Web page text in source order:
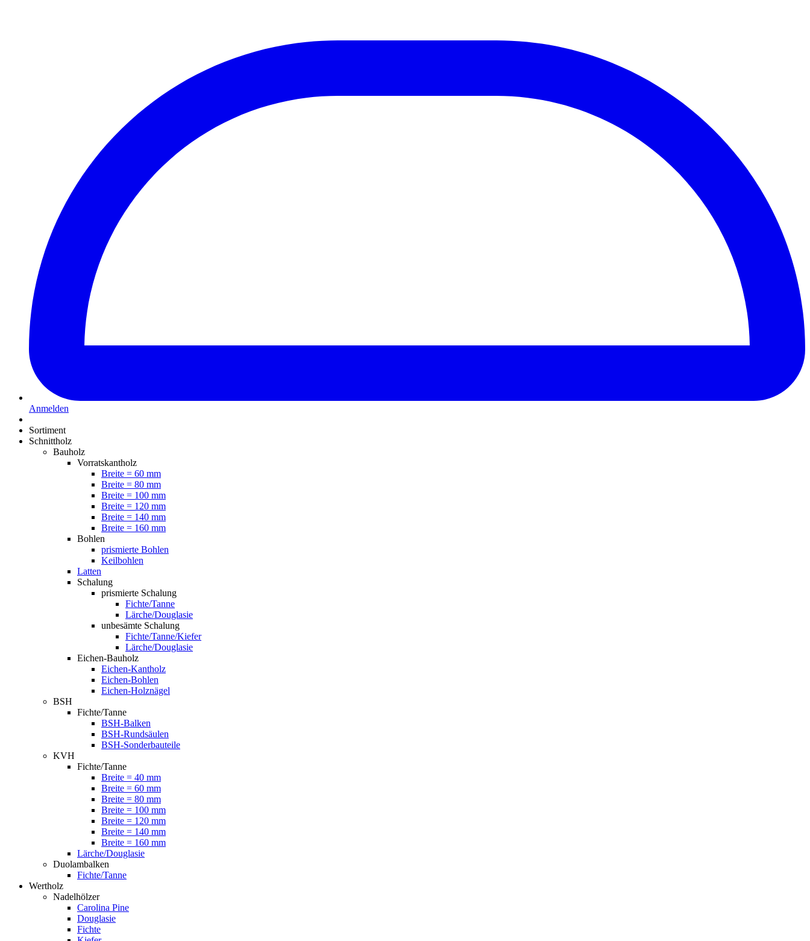
Anmelden
Sortiment
Schnittholz
Bauholz
Vorratskantholz
Breite = 60 mm
Breite = 80 mm
Breite = 100 mm
Breite = 120 mm
Breite = 140 mm
Breite = 160 mm
Bohlen
prismierte Bohlen
Keilbohlen
Latten
Schalung
prismierte Schalung
Fichte/Tanne
Lärche/Douglasie
unbesämte Schalung
Fichte/Tanne/Kiefer
Lärche/Douglasie
Eichen-Bauholz
Eichen-Kantholz
Eichen-Bohlen
Eichen-Holznägel
BSH
Fichte/Tanne
BSH-Balken
BSH-Rundsäulen
BSH-Sonderbauteile
KVH
Fichte/Tanne
Breite = 40 mm
Breite = 60 mm
Breite = 80 mm
Breite = 100 mm
Breite = 120 mm
Breite = 140 mm
Breite = 160 mm
Lärche/Douglasie
Duolambalken
Fichte/Tanne
Wertholz
Nadelhölzer
Carolina Pine
Douglasie
Fichte